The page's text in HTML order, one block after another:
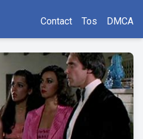
Contact Tos DMCA